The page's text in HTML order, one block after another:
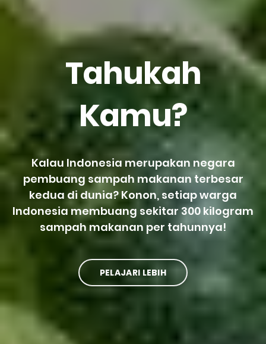
Tahukah
Kamu?
Kalau Indonesia merupakan negara
pembuang sampah makanan terbesar
kedua di dunia? Konon, setiap warga
Indonesia membuang sekitar 300 kilogram
sampah makanan per tahunnya!
PELAJARI LEBIH